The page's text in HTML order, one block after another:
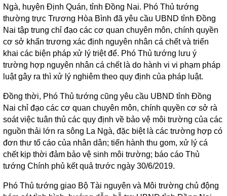
Ngà, huyện Định Quán, tỉnh Đồng Nai. Phó Thủ tướng
thường trực Trương Hòa Bình đã yêu cầu UBND tỉnh Đồng
Nai tập trung chỉ đạo các cơ quan chuyên môn, chính quyền
cơ sở khẩn trương xác định nguyên nhân cá chết và triển
khai các biện pháp xử lý triệt để. Phó Thủ tướng lưu ý
trường hợp nguyên nhân cá chết là do hành vi vi phạm pháp
luật gây ra thì xử lý nghiêm theo quy định của pháp luật.
Đồng thời, Phó Thủ tướng cũng yêu cầu UBND tỉnh Đồng
Nai chỉ đạo các cơ quan chuyên môn, chính quyền cơ sở rà
soát việc tuân thủ các quy định về bảo vệ môi trường của các
nguồn thải lớn ra sông La Ngà, đặc biệt là các trường hợp có
đơn thư tố cáo của nhân dân; tiến hành thu gom, xử lý cá
chết kịp thời đảm bảo vệ sinh môi trường; báo cáo Thủ
tướng Chính phủ kết quả trước ngày 30/6/2019.
Phó Thủ tướng giao Bộ Tài nguyên và Môi trường chủ động